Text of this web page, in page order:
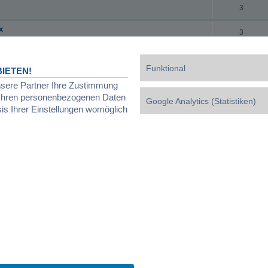
3
3
1
1
1
Partner Ihre Zustimmung
personenbezogenen Daten
Ihrer Einstellungen womöglich
Funktional
Google Analytics (Statistiken)